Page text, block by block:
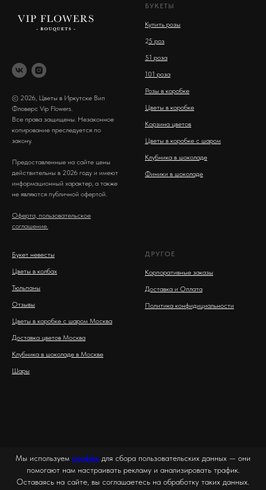
© 2026, Цветы в Иркутске Вип
Фловерс Vip Flowers.
Все права защищены. Незаконное
копирование преследуется по
закону.
Предоставленные на сайте цены
действительны в 2026 году и имеют
информационный характер, а также
не являются публичной офертой.
Оферта, пользовательское
соглашение.
БУКЕТЫ
Купить розы
25 роз
51 роза
101 роза
Розы в коробке
Цветы в коробке
Корзина цветов
Цветы в коробке с шаром
Клубника в шоколаде
Финики в шоколаде
Букет невесты
Цветы в колбах
Тюльпаны
Отзывы
Цветы в коробке с шаром Москва
Доставка цветов Москва
Клубника в шоколаде в Москве
Шары
ДРУГОЕ
Корпоративные заказы
Доставка и Оплата
Политика конфидициальности
Мы используем cookies для сбора пользовательских данных — они
помогают нам настраивать рекламу и анализировать трафик.
Оставаясь на сайте, вы соглашаетесь на обработку таких данных.